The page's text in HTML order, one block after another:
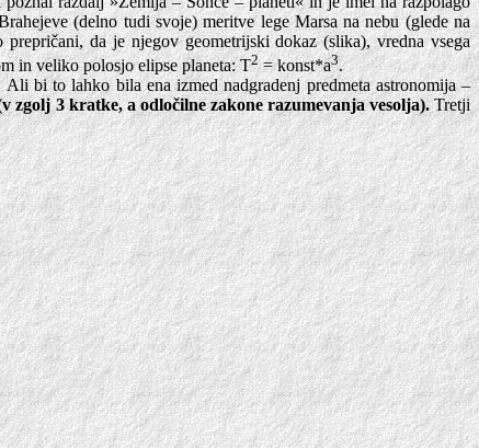
(delno tudi svoje) meritve lege Marsa na nebu (glede na
da je njegov geometrijski dokaz (slika), vredna vsega
in veliko polosjo elipse planeta: T2= konst*a3.
bi to lahko bila ena izmed nadgradenj predmeta astronomija –
zgolj 3 kratke, a odločilne zakone razumevanja vesolja).Tretji